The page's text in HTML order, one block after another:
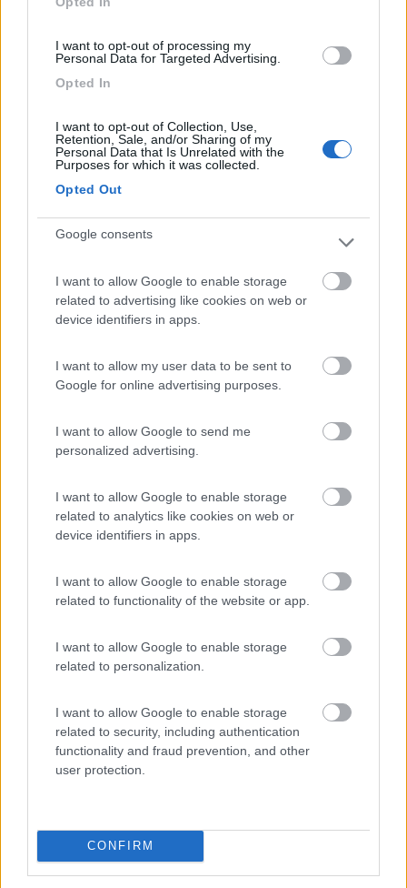
I want to opt-out of processing my
Personal Data for Targeted Advertising.
Opted In
I want to opt-out of Collection, Use,
Retention, Sale, and/or Sharing of my
Personal Data that Is Unrelated with the
Purposes for which it was collected.
Opted Out
Google consents
I want to allow Google to enable storage
related to advertising like cookies on web or
device identifiers in apps.
I want to allow my user data to be sent to
Google for online advertising purposes.
I want to allow Google to send me
personalized advertising.
I want to allow Google to enable storage
related to analytics like cookies on web or
device identifiers in apps.
I want to allow Google to enable storage
related to functionality of the website or app.
I want to allow Google to enable storage
related to personalization.
I want to allow Google to enable storage
related to security, including authentication
functionality and fraud prevention, and other
user protection.
CONFIRM
cifre non sono esose, diciamo che fa parte del gioco. A volte
Viaggiando in certi paesi certe cose vanno messe in conto e se
andarci.
cruiser
Inserito il30/10/2020 alle: 23:09:12
In risposta al messaggio digiovanni dg
Buongiorno Marco, ormai restano solo poche decine di metri non asfaltati
nel territorio che divide le due frontiere e sono percorribili da qualsiasi
tipo di veicolo a due ruote motrici. Anni fa era come dici tu, tutto sterrato
se qualcuno è interessato, posso condividere quelle che sono
paesi africani
Io sono interessato alle esperienze sull'allestimento. Quando si
ledzep
Inserito il31/10/2020 alle:08:25:24
si. Anche io
furgone un pò di viaggi extraeuropei o comunque in mete non
convenzionali li farà, non si finisce mai di imparare
(l'ultima volta che sono stato a Dakar, in aereo ma mi
piacerebbe arrivarci in camper, ho seguito con lo sguardo la
giovanni dg